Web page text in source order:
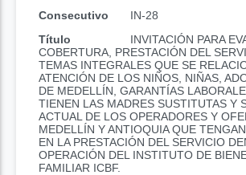
Consecutivo
IN-28
Título
INVITACIÓN PARA
COBERTURA, PRESTACIÓN DEL
TEMAS INTEGRALES QUE SE
ATENCIÓN DE LOS NIÑOS, NIÑAS,
DE MEDELLÍN, GARANTÍAS
TIENEN LAS MADRES SUSTITUTAS Y
ACTUAL DE LOS OPERADORES Y
MEDELLÍN Y ANTIOQUIA QUE
EN LA PRESTACIÓN DEL SERVICIO
OPERACIÓN DEL INSTITUTO DE
FAMILIAR ICBF.